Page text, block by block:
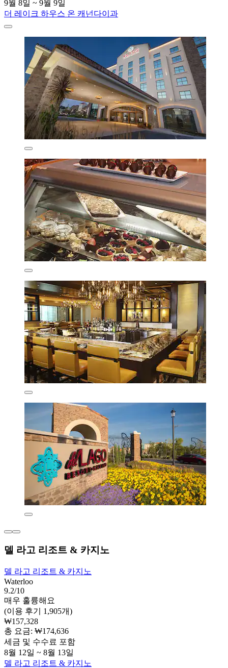
9월 8일 ~ 9월 9일
더 레이크 하우스 온 캐넌다이과
델 라고 리조트 & 카지노
델 라고 리조트 & 카지노
Waterloo
9.2/10
매우 훌륭해요
(이용 후기 1,905개)
₩157,328
총 요금: ₩174,636
세금 및 수수료 포함
8월 12일 ~ 8월 13일
델 라고 리조트 & 카지노